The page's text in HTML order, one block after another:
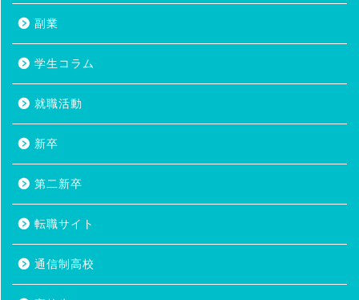
副業
学生コラム
就職活動
新卒
第二新卒
転職サイト
通信制高校